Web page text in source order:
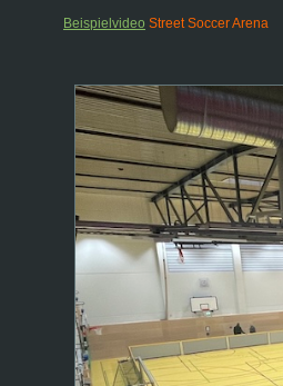
Beispielvideo Street Soccer Arena